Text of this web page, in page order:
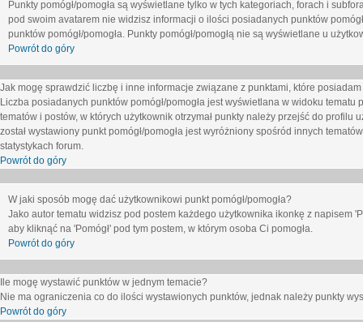
Punkty pomógł/pomogła są wyświetlane tylko w tych kategoriach, forach i
pod swoim avatarem nie widzisz informacji o ilości posiadanych punktów
punktów pomógł/pomogła. Punkty pomógł/pomogłą nie są wyświetlane u
Powrót do góry
Jak mogę sprawdzić liczbę i inne informacje związane z punktami, które
Liczba posiadanych punktów pomógł/pomogła jest wyświetlana w widoku
tematów i postów, w których użytkownik otrzymał punkty należy przejść do
został wystawiony punkt pomógł/pomogła jest wyróżniony spośród innych
statystykach forum.
Powrót do góry
W jaki sposób mogę dać użytkownikowi punkt pomógł/pomogła?
Jako autor tematu widzisz pod postem każdego użytkownika ikonkę z napisem
aby kliknąć na 'Pomógł' pod tym postem, w którym osoba Ci pomogła.
Powrót do góry
Ile mogę wystawić punktów w jednym temacie?
Nie ma ograniczenia co do ilości wystawionych punktów, jednak należy punkty
Powrót do góry